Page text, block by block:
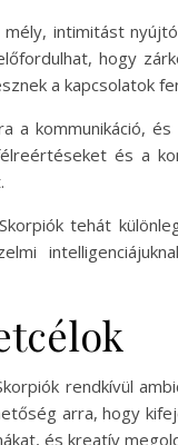
mély, intimitást
hogy
a kapcsolatok
a kommunikáció,
és a
tehát
rendkívül
arra, hogy
és kreatív